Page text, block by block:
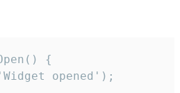
{
opened');